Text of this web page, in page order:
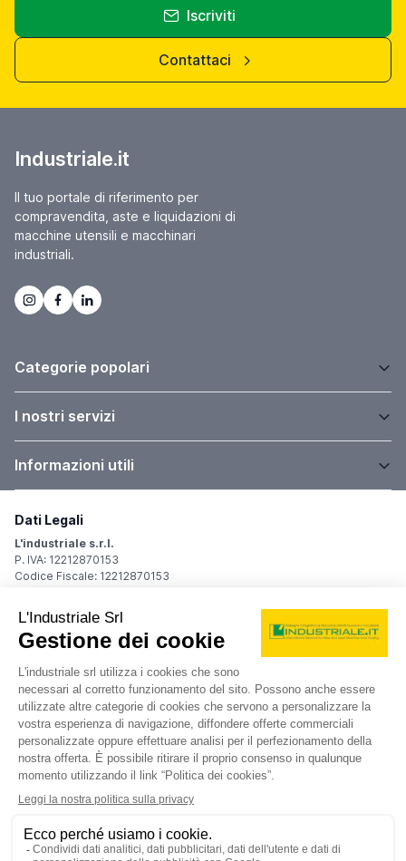
Iscriviti
Contattaci
Industriale.it
Il tuo portale di riferimento per
compravendita, aste e liquidazioni di
macchine utensili e macchinari
industriali.
Categorie popolari
I nostri servizi
Informazioni utili
Dati Legali
L'industriale s.r.l.
P. IVA: 12212870153
Codice Fiscale: 12212870153
Sede Legale
Via Carlo Dolci, 32
20148 Milano (MI)
Italy
Registro Imprese
Iscrizione R.I.: 12212870153
REA: MI-1539011
Capitale sociale: Euro 10.400,00 i.v.
Contatti
info@industriale.it
PEC:industriale@pec.industriale.it